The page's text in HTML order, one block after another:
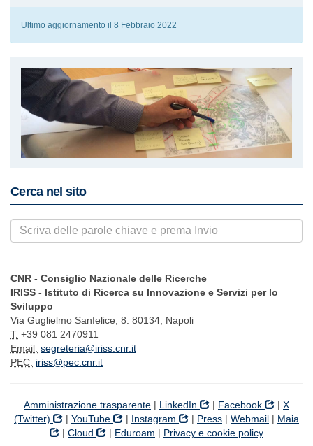
Ultimo aggiornamento il 8 Febbraio 2022
Cerca nel sito
CNR - Consiglio Nazionale delle Ricerche
IRISS - Istituto di Ricerca su Innovazione e Servizi per lo
Sviluppo
Via Guglielmo Sanfelice, 8. 80134, Napoli
T: +39 081 2470911
Email: segreteria@iriss.cnr.it
PEC: iriss@pec.cnr.it
Amministrazione trasparente | LinkedIn | Facebook | X
(Twitter)
| YouTube | Instagram | Press | Webmail | Maia
| Cloud | Eduroam | Privacy e cookie policy